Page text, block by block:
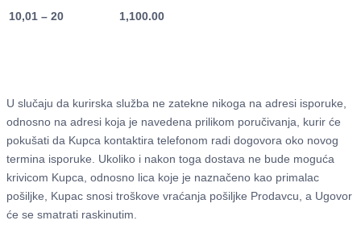
10,01 – 20 1,100.00
U slučaju da kurirska služba ne zatekne nikoga na adresi isporuke,
odnosno na adresi koja je navedena prilikom poručivanja, kurir će
pokušati da Kupca kontaktira telefonom radi dogovora oko novog
termina isporuke. Ukoliko i nakon toga dostava ne bude moguća
krivicom Kupca, odnosno lica koje je naznačeno kao primalac
pošiljke, Kupac snosi troškove vraćanja pošiljke Prodavcu, a Ugovor
će se smatrati raskinutim.